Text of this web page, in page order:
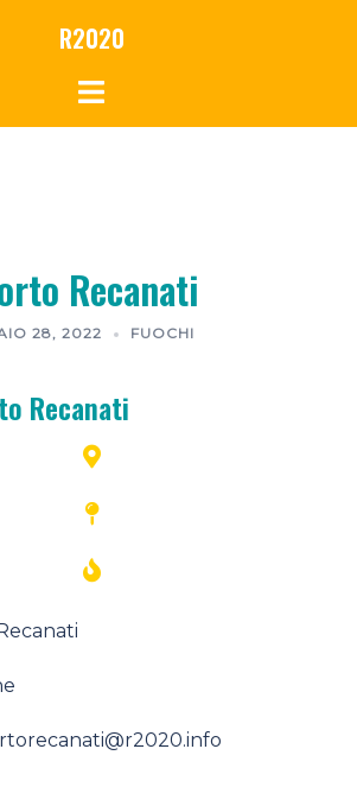
R2020
Recanati
28, 2022 FUOCHI
Recanati